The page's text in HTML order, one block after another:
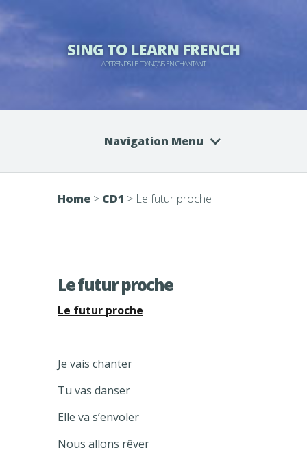
SING TO LEARN FRENCH
APPRENDS LE FRANÇAIS EN CHANTANT
Navigation Menu
Home > CD1 > Le futur proche
Le futur proche
Le futur proche
Je vais chanter
Tu vas danser
Elle va s’envoler
Nous allons rêver